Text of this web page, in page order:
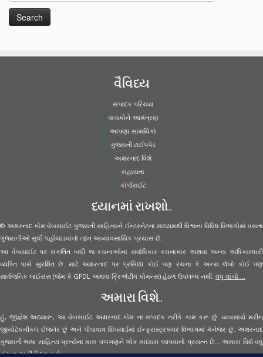
વૈવિધ્ય
સંપાદક પરિચય
વાચકોને આમંત્રણ
આપણા સામયિકો
ગુજરાતી ટાઈપપેડ
અક્ષરનાદ વિશે
સહાયતા
કોપીરાઈટ
ધ્યાનમાં રાખશો..
© અક્ષરનાદ.કોમ વેબસાઈટ ગુજરાતી સાહિત્યને ઈન્ટરનેટના માધ્યમથી વિશ્વના વિવિધ વિભાગોમાં વસતા
ગુજરાતીઓ સુધી પહોંચાડવાનો તદ્દન અવ્યાવસાયિક પ્રયાસ છે.
આ વેબસાઈટ પર સંકલિત બધી જ રચનાઓના સર્વાધિકાર રચનાકાર અથવા અન્ય અધિકારધારી
વ્યક્તિ પાસે સુરક્ષિત છે. માટે અક્ષરનાદ પર પ્રસિધ્ધ કોઈ પણ રચના કે અન્ય લેખો કોઈ પણ
સાર્વજનિક લાઈસંસ (જેમ કે GFDL અથવા ક્રિએટીવ કોમન્સ) હેઠળ ઉપલબ્ધ નથી. વધુ વાંચો ...
અમારા વિશે..
હું, જીજ્ઞેશ અધ્યારૂ, આ વેબસાઈટ અક્ષરનાદ.કોમ ના સંપાદક તરીકે કામ કરૂં છું. વ્યવસાયે મરીન
જીયોટેકનીકલ ઈજનેર છું અને પીપાવાવ શિપયાર્ડમાં ઈન્ફ્રાસ્ટ્રક્ચર વિભાગમાં મેનેજર છું. અક્ષરનાદ
ગુજરાતી ભાષા સાહિત્ય પ્રત્યેના મારા વળગણને એક માધ્યમ આપવાનો પ્રયત્ન છે... અમારા વિશે વધુ
વાંચવાઅહીં ક્લિક કરો...